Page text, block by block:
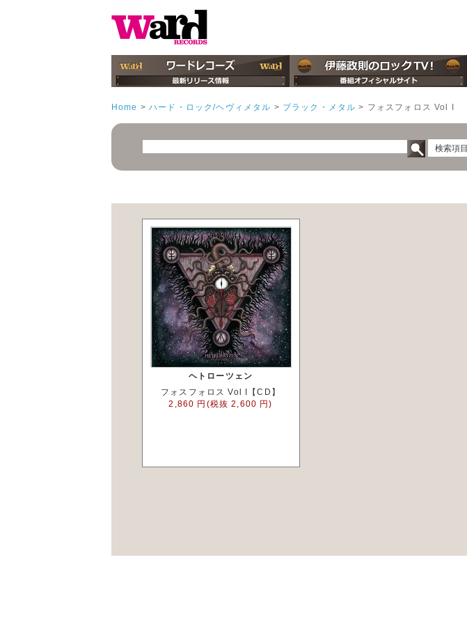
Home > ハード・ロック/ヘヴィメタル > ブラック・メタル > フォスフォロス Vol I
検索項目
ヘトローツェン
フォスフォロス Vol I【CD】
2,860 円(税抜 2,600 円)